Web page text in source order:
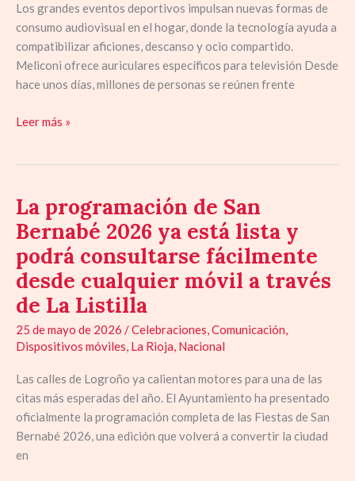
Los grandes eventos deportivos impulsan nuevas formas de
consumo audiovisual en el hogar, donde la tecnología ayuda a
compatibilizar aficiones, descanso y ocio compartido.
Meliconi ofrece auriculares específicos para televisión Desde
hace unos días, millones de personas se reúnen frente
Leer más »
La programación de San
Bernabé 2026 ya está lista y
podrá consultarse fácilmente
desde cualquier móvil a través
de La Listilla
25 de mayo de 2026 /Celebraciones,Comunicación,
Dispositivos móviles, La Rioja, Nacional
Las calles de Logroño ya calientan motores para una de las
citas más esperadas del año. El Ayuntamiento ha presentado
oficialmente la programación completa de las Fiestas de San
Bernabé 2026, una edición que volverá a convertir la ciudad
en
La
programación
de
San
Bernabé
2026
ya
está
lista
y
podrá
consultarse
fácilmente
desde